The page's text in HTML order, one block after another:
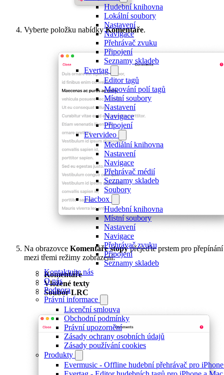
Hudební knihovna
Lokální soubory
Nastavení
Navigace
Přehrávač zvuku
Připojení
Seznamy skladeb
Evertag
Editor tagů
Mapování polí tagů
Místní soubory
Nastavení
Navigace
Připojení
Evervideo
Mediální knihovna
Nastavení
Navigace
Přehrávač médií
Seznamy skladeb
Soubory
Flacbox
Hudební knihovna
Místní soubory
Nastavení
Navigace
Přehrávač zvuku
Připojení
Seznamy skladeb
Kontaktujte nás
O nás
Podpora
Právní informace
Licenční smlouva
Obchodní podmínky
Právní upozornění
Zásady ochrany osobních údajů
Zásady používání cookies
Produkty
Evermusic - Offline hudební přehrávač pro
Vyberte položku nabídkyKomentáře.
Na obrazovce Komentáře stopypřejeďte prstem pro přepínání
mezi třemi režimy zobrazení:
Komentáře
Vložené texty
Soubor LRC